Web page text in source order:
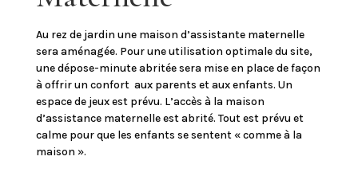
Au rez de jardin une maison d’assistante maternelle
sera aménagée. Pour une utilisation optimale du site,
une dépose-minute abritée sera mise en place de façon
à offrir un confort aux parents et aux enfants. Un
espace de jeux est prévu. L’accès à la maison
d’assistance maternelle est abrité. Tout est prévu et
calme pour que les enfants se sentent « comme à la
maison ».